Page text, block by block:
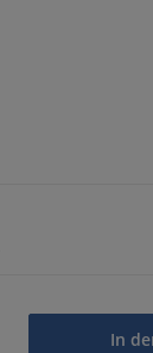
In